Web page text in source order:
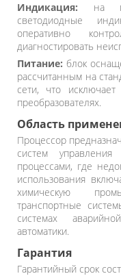
Индикация: на
светодиодные
оперативно
диагностировать
Питание: блок
рассчитанным на
сети, что
преобразователях.
Область
Процессор
систем управления
процессами, где
использования
химическую
транспортные
системах
автоматики.
Гарантия
Гарантийный срок